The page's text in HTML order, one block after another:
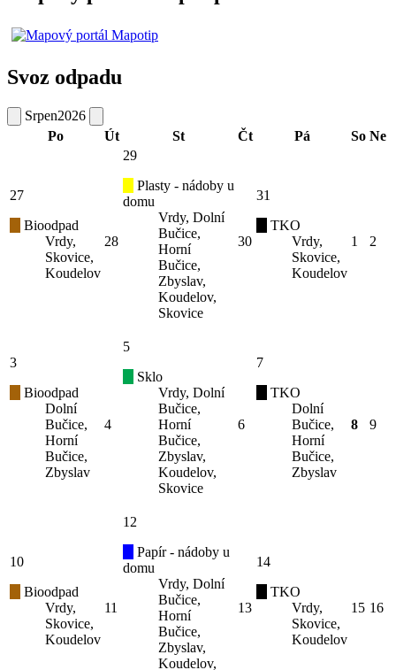
Svoz odpadu
Srpen2026
Po
Út St Čt Pá So Ne
27
Bioodpad
Vrdy,
Skovice,
Koudelov
28
29
Plasty - nádoby u
domu
Vrdy, Dolní
Bučice,
Horní
Bučice,
Zbyslav,
Koudelov,
Skovice
30
31
TKO
Vrdy,
Skovice,
Koudelov
1 2
3
Bioodpad
Dolní
Bučice,
Horní
Bučice,
Zbyslav
4
5
Sklo
Vrdy, Dolní
Bučice,
Horní
Bučice,
Zbyslav,
Koudelov,
Skovice
6
7
TKO
Dolní
Bučice,
Horní
Bučice,
Zbyslav
8 9
10
Bioodpad
Vrdy,
Skovice,
Koudelov
11
12
Papír - nádoby u
domu
Vrdy, Dolní
Bučice,
Horní
Bučice,
Zbyslav,
Koudelov,
13
14
TKO
Vrdy,
Skovice,
Koudelov
15 16